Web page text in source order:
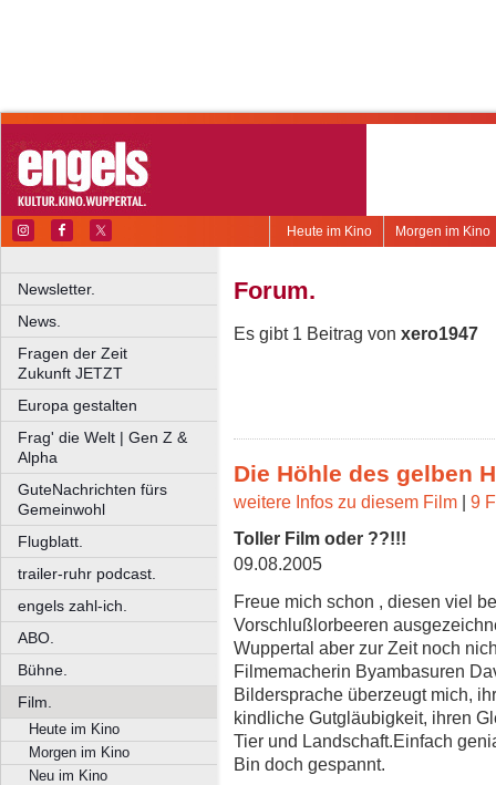
Morgen im Kino
Heute im Kino
Newsletter.
News.
Fragen der Zeit
Zukunft JETZT
Europa gestalten
Frag' die Welt | Gen Z &
Alpha
GuteNachrichten fürs
Gemeinwohl
Flugblatt.
trailer-ruhr podcast.
engels zahl-ich.
ABO.
Bühne.
Film.
Heute im Kino
Morgen im Kino
Neu im Kino
Forum.
Es gibt 1 Beitrag von xero1947
Die Höhle des gelben
weitere Infos zu diesem Film | 9
Toller Film oder ??!!!
09.08.2005
Freue mich schon , diesen viel
Vorschlußlorbeeren
Wuppertal aber zur Zeit noch
Filmemacherin Byambasuren
Bildersprache überzeugt mich,
kindliche Gutgläubigkeit, ihren
Tier und Landschaft.Einfach
Bin doch gespannt.